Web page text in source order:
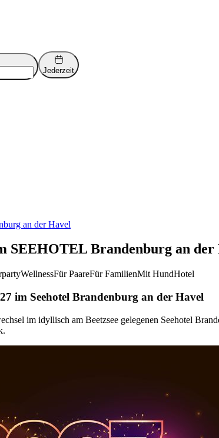
Jederzeit
an der Havel
SEEHOTEL Brandenburg an der
WellnessFür PaareFür FamilienMit HundHotel
im Seehotel Brandenburg an der Havel
im idyllisch am Beetzsee gelegenen Seehotel